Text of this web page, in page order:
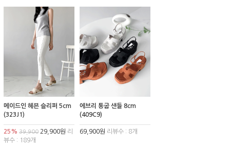
메이드인 헤븐 슬리퍼 5cm
(323J1)
25% 39,900 29,900원 리
뷰수 : 189개
에브리 통굽 샌들 8cm
(409C9)
69,900원 리뷰수 : 8개